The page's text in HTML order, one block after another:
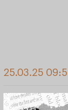
25.03.25